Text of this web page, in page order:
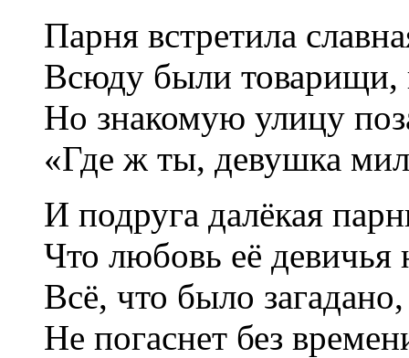
Парня встретила
Всюду были товарищи,
Но знакомую улицу
«Где ж ты, девушка
И подруга далёкая
Что любовь её девичья
Всё, что было
Не погаснет без